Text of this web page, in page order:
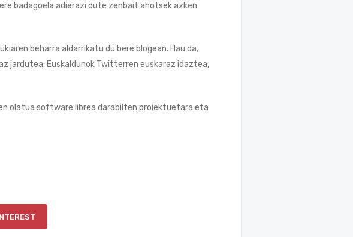
badagoela adierazi dute zenbait ahotsek azken
beharra aldarrikatu du bere blogean. Hau da,
jardutea. Euskaldunok Twitterren euskaraz idaztea,
olatua software librea darabilten proiektuetara eta